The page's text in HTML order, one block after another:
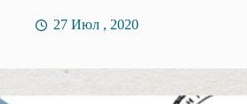
27 Июл , 2020